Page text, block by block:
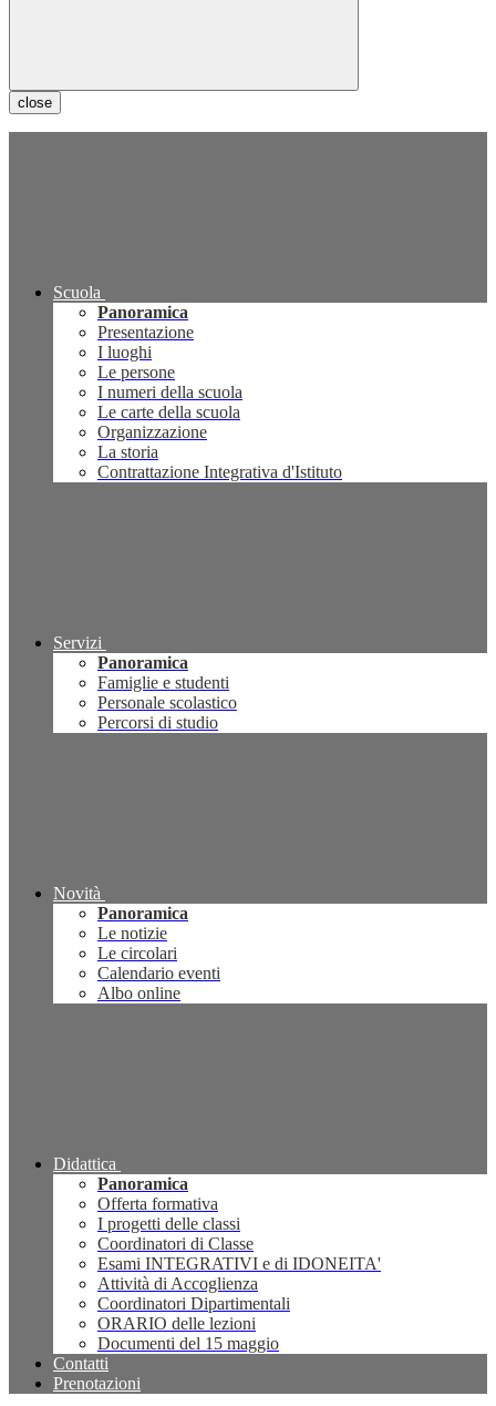
close
Scuola
Panoramica
Presentazione
I luoghi
Le persone
I numeri della scuola
Le carte della scuola
Organizzazione
La storia
Contrattazione Integrativa d'Istituto
Servizi
Panoramica
Famiglie e studenti
Personale scolastico
Percorsi di studio
Novità
Panoramica
Le notizie
Le circolari
Calendario eventi
Albo online
Didattica
Panoramica
Offerta formativa
I progetti delle classi
Coordinatori di Classe
Esami INTEGRATIVI e di IDONEITA'
Attività di Accoglienza
Coordinatori Dipartimentali
ORARIO delle lezioni
Documenti del 15 maggio
Contatti
Prenotazioni